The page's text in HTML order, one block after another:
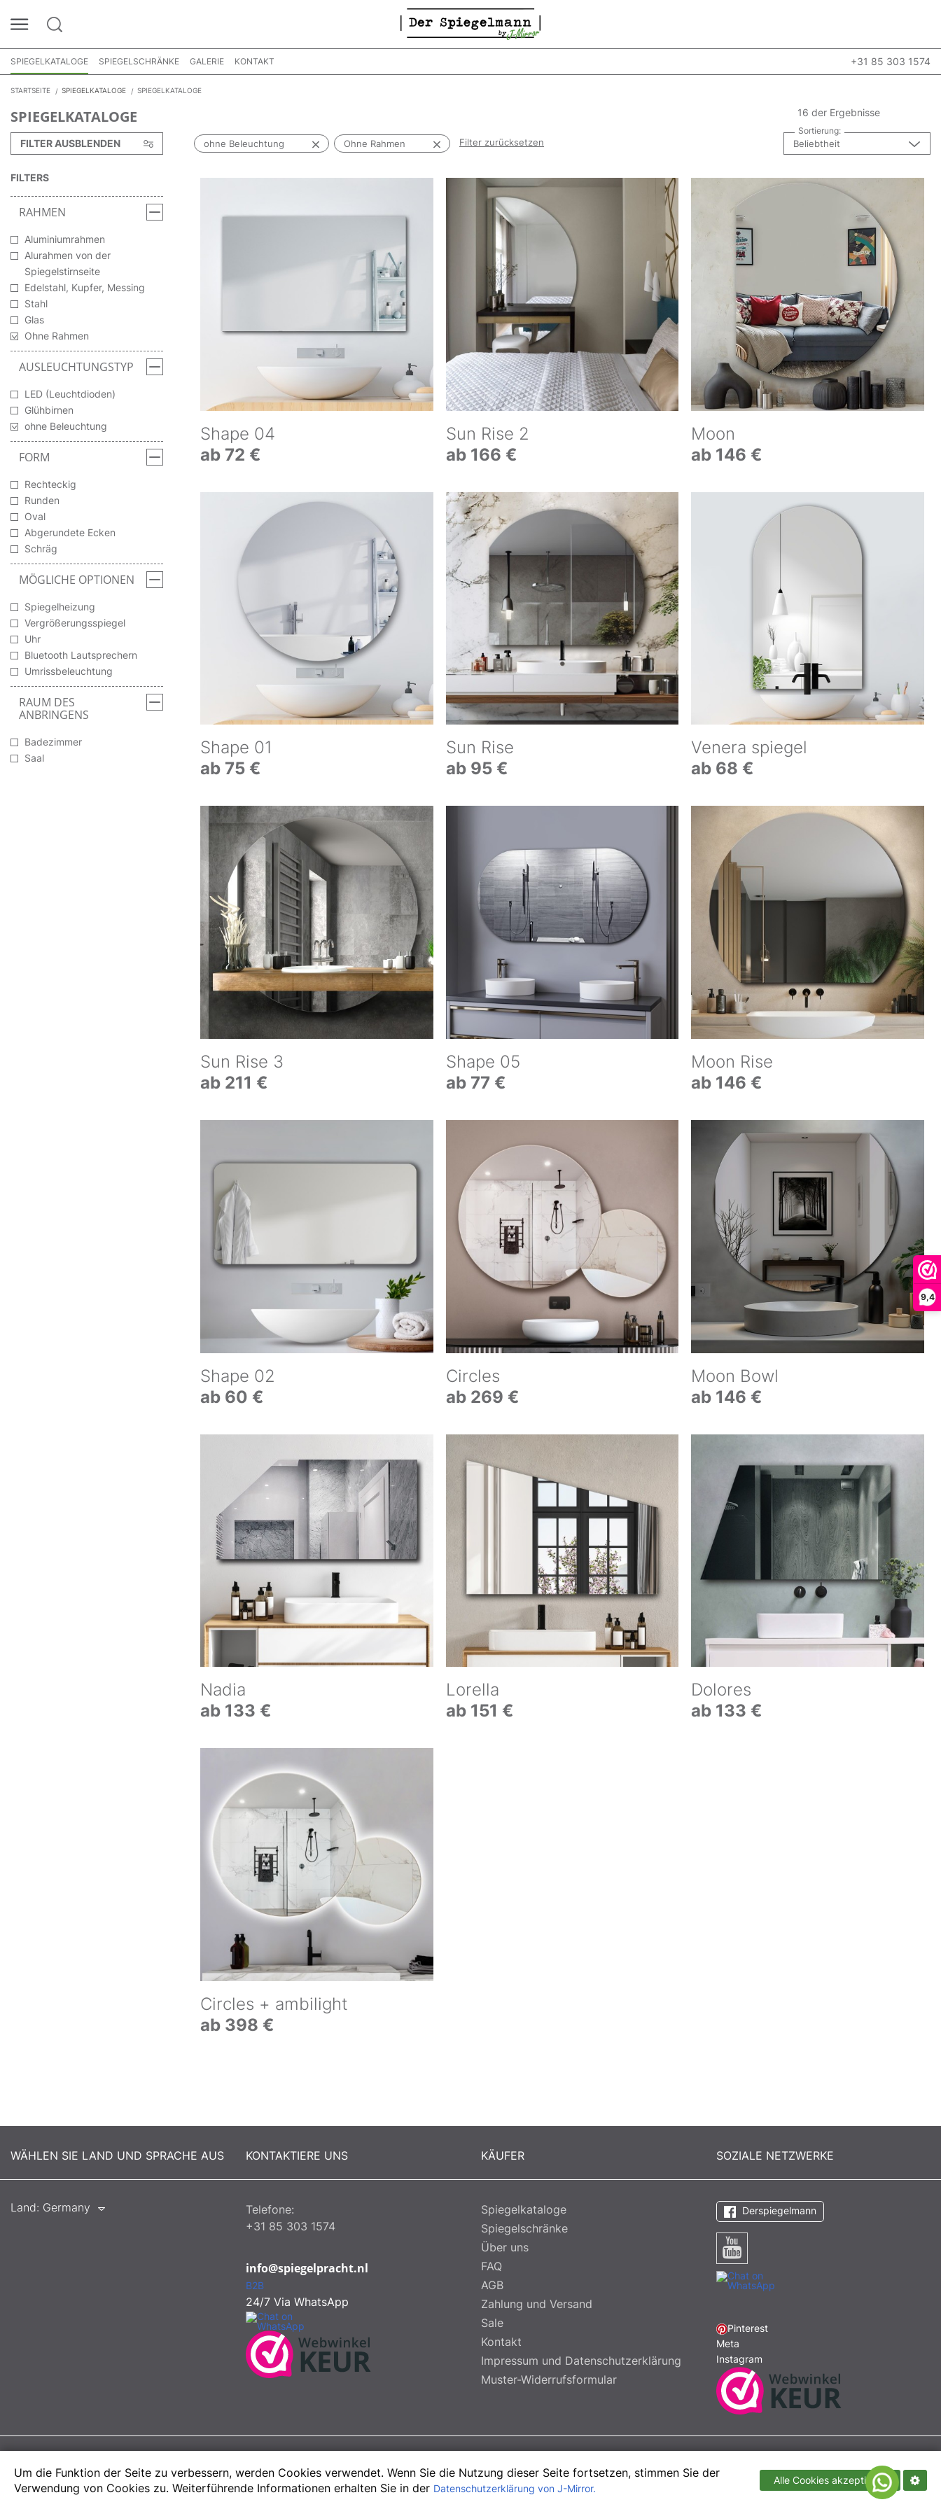
9,4
Um die Funktion der Seite zu verbessern, werden Cookies verwendet. Wenn Sie die Nutzung dieser Seite fortsetzen, stimmen Sie der
Verwendung von Cookies zu. Weiterführende Informationen erhalten Sie in der Datenschutzerklärung von J-Mirror.
Alle Cookies akzeptieren
SPIEGELKATALOGE SPIEGELSCHRÄNKE GALERIE KONTAKT +31 85 303 1574
STARTSEITE SPIEGELKATALOGE SPIEGELKATALOGE
SPIEGELKATALOGE
FILTER AUSBLENDEN
FILTERS
RAHMEN
Aluminiumrahmen
Alurahmen von der
Spiegelstirnseite
Edelstahl, Kupfer, Messing
Stahl
Glas
Ohne Rahmen
AUSLEUCHTUNGSTYP
LED (Leuchtdioden)
Glühbirnen
ohne Beleuchtung
FORM
Rechteckig
Runden
Oval
Abgerundete Ecken
Schräg
MÖGLICHE OPTIONEN
Spiegelheizung
Vergrößerungsspiegel
Uhr
Bluetooth Lautsprechern
Umrissbeleuchtung
RAUM DES
ANBRINGENS
Badezimmer
Saal
ohne Beleuchtung Ohne Rahmen Filter zurücksetzen
16 der Ergebnisse
Sortierung:
Beliebtheit
Shape 04
ab 72 €
Sun Rise 2
ab 166 €
Moon
ab 146 €
Shape 01
ab 75 €
Sun Rise
ab 95 €
Venera spiegel
ab 68 €
Sun Rise 3
ab 211 €
Shape 05
ab 77 €
Moon Rise
ab 146 €
Shape 02
ab 60 €
Circles
ab 269 €
Moon Bowl
ab 146 €
Nadia
ab 133 €
Lorella
ab 151 €
Dolores
ab 133 €
Circles + ambilight
ab 398 €
WÄHLEN SIE LAND UND SPRACHE AUS
Land: Germany
KONTAKTIERE UNS
Telefone:
+31 85 303 1574
info@spiegelpracht.nl
B2B
24/7 Via WhatsApp
KÄUFER
Spiegelkataloge
Spiegelschränke
Über uns
FAQ
AGB
Zahlung und Versand
Sale
Kontakt
Impressum und Datenschutzerklärung
Muster-Widerrufsformular
SOZIALE NETZWERKE
Derspiegelmann
Pinterest
Meta
Instagram
Reserved